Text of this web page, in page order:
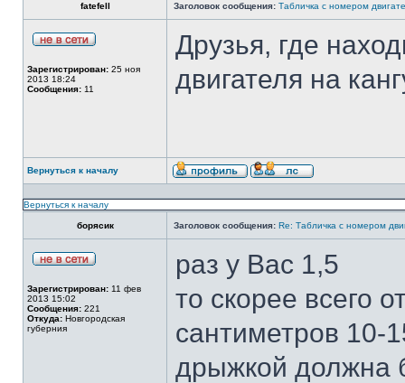
fatefell Заголовок сообщения: Табличка с номером
Зарегистрирован: 25 ноя
2013 18:24
Сообщения: 11
Друзья, где
двигателя на
Вернуться к началу
Вернуться к началу
борясик Заголовок сообщения: Re: Табличка с номером
Зарегистрирован: 11 фев
2013 15:02
Сообщения: 221
Откуда: Новгородская
губерния
раз у Вас 1,5
то скорее всего
сантиметров 10-
дрыжкой должна